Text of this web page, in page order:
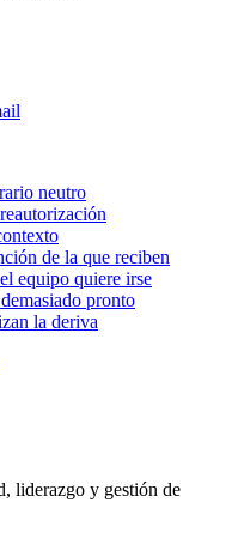
neutro
de la que reciben
equipo quiere irse
pronto
la deriva
liderazgo y gestión de